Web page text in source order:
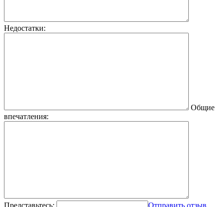
Недостатки:
Общие
впечатления:
Представьтесь: Отправить отзыв